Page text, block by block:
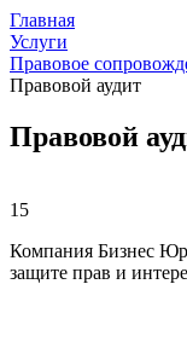
Главная
Услуги
Правовое
Правовой аудит
Правовой
15
Компания Бизнес
защите прав и